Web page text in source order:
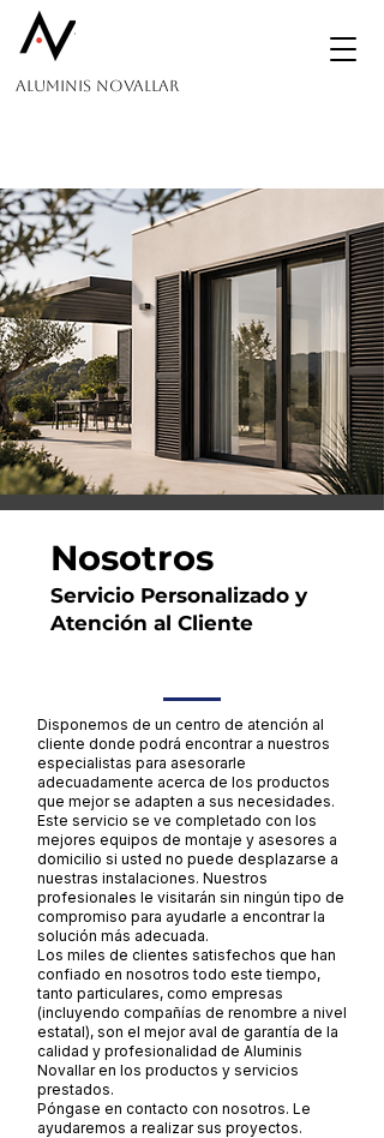
Aluminis Novallar
Nosotros
Servicio Personalizado y
Atención al Cliente
Disponemos de un centro de atención al
cliente donde podrá encontrar a nuestros
especialistas para asesorarle
adecuadamente acerca de los productos
que mejor se adapten a sus necesidades.
Este servicio se ve completado con los
mejores equipos de montaje y asesores a
domicilio si usted no puede desplazarse a
nuestras instalaciones. Nuestros
profesionales le visitarán sin ningún tipo de
compromiso para ayudarle a encontrar la
solución más adecuada.
Los miles de clientes satisfechos que han
confiado en nosotros todo este tiempo,
tanto particulares, como empresas
(incluyendo compañías de renombre a nivel
estatal), son el mejor aval de garantía de la
calidad y profesionalidad de Aluminis
Novallar en los productos y servicios
prestados.
Póngase en contacto con nosotros. Le
ayudaremos a realizar sus proyectos.